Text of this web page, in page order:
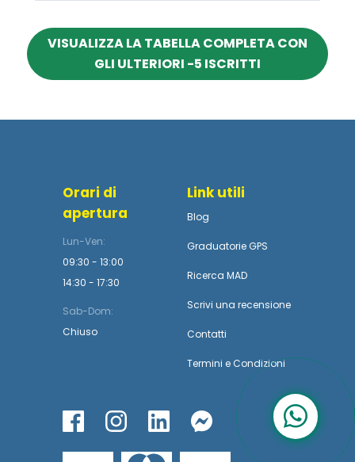
VISUALIZZA LA TABELLA COMPLETA CON
GLI ULTERIORI -5 ISCRITTI
Orari di
apertura
Lun-Ven:
09:30 - 13:00
14:30 - 17:30
Sab-Dom:
Chiuso
Link utili
Blog
Graduatorie GPS
Ricerca MAD
Scrivi una recensione
Contatti
Termini e Condizioni